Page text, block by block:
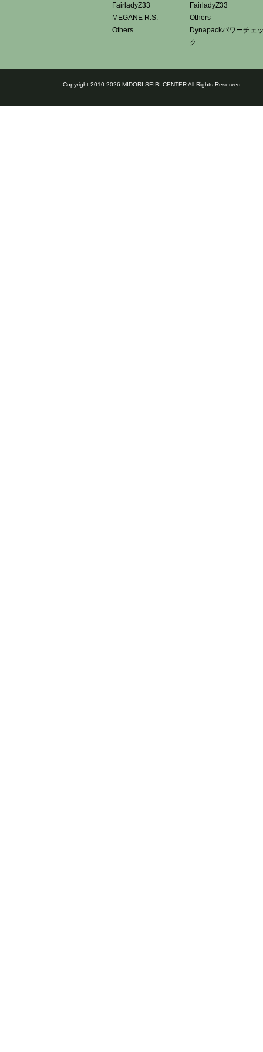
FairladyZ33
MEGANE R.S.
Others
FairladyZ33
Others
Dynapackパワーチェ
ク
Copyright 2010-2026 MIDORI SEIBI CENTER All Rights Reserved.